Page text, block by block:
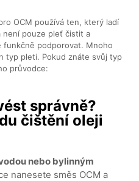
OCM používá ten, který ladí
není pouze pleť čistit a
funkčně podporovat. Mnoho
typ pleti. Pokud znáte svůj typ
průvodce:
správně?
čištění oleji
nebo bylinným
nanesete směs OCM a